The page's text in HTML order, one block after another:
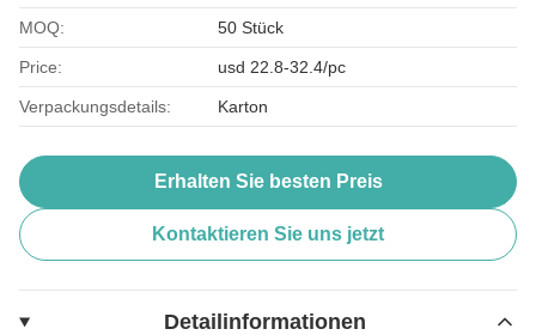
MOQ: 50 Stück
Price: usd 22.8-32.4/pc
Verpackungsdetails: Karton
Erhalten Sie besten Preis
Kontaktieren Sie uns jetzt
Detailinformationen